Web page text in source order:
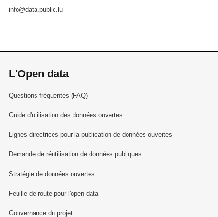
info@data.public.lu
L'Open data
Questions fréquentes (FAQ)
Guide d'utilisation des données ouvertes
Lignes directrices pour la publication de données ouvertes
Demande de réutilisation de données publiques
Stratégie de données ouvertes
Feuille de route pour l'open data
Gouvernance du projet